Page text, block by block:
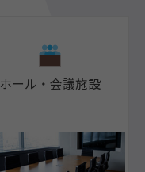
ホール・会議施設